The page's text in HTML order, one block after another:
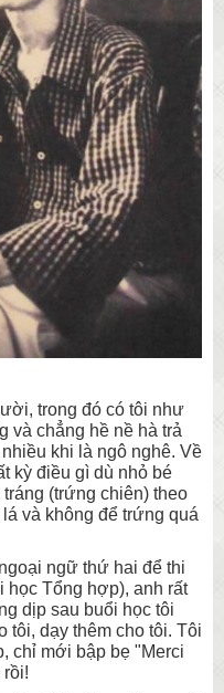
trong đó có tôi như
và chẳng hề nề hà trả
khi là ngô nghê. Về
kỳ điều gì dù nhỏ bé
(trứng chiên) theo
và không để trứng quá
ngữ thứ hai để thi
Tổng hợp), anh rất
dịp sau buổi học tôi
tôi, dạy thêm cho tôi. Tôi
chỉ mới bập bẹ "Merci